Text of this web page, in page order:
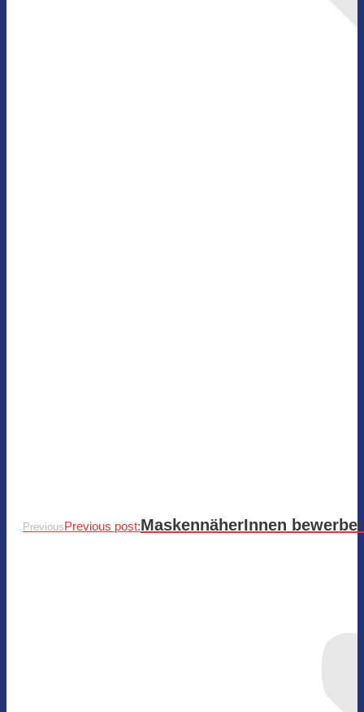
PreviousPrevious post:MaskennäherInnen